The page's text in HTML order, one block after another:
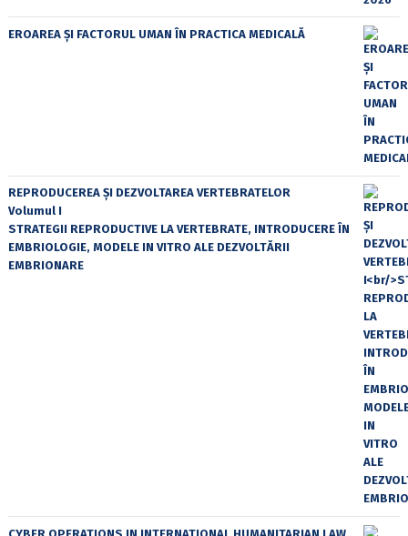
EROAREA ȘI FACTORUL UMAN ÎN PRACTICA MEDICALĂ
REPRODUCEREA ȘI DEZVOLTAREA VERTEBRATELOR
Volumul I
STRATEGII REPRODUCTIVE LA VERTEBRATE, INTRODUCERE ÎN
EMBRIOLOGIE, MODELE IN VITRO ALE DEZVOLTĂRII
EMBRIONARE
CYBER OPERATIONS IN INTERNATIONAL HUMANITARIAN LAW